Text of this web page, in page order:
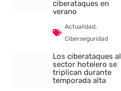
ciberataques en
verano
Actualidad,
Ciberseguridad
Los ciberataques al
sector hotelero se
triplican durante
temporada alta